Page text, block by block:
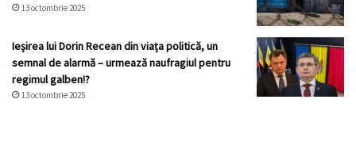
13 octombrie 2025
Ieșirea lui Dorin Recean din viața politică, un
semnal de alarmă – urmează naufragiul pentru
regimul galben!?
13 octombrie 2025